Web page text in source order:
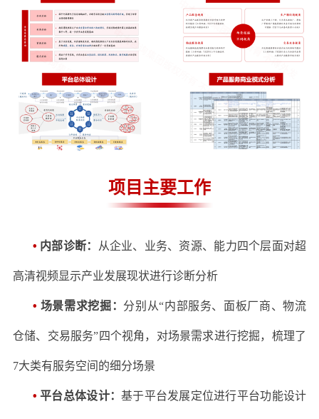
项目主要工作
• 内部诊断： 从企业、业务、资源、能力四个层面对超
高清视频显示产业发展现状进行诊断分析
• 场景需求挖掘： 分别从“内部服务、面板厂商、物流
仓储、交易服务”四个视角，对场景需求进行挖掘，梳理了
7大类有服务空间的细分场景
•平台总体设计：基于平台发展定位进行平台功能设计